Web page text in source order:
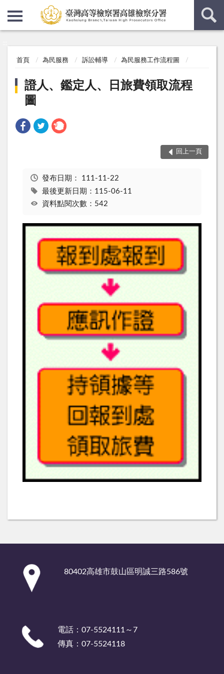
首頁 為民服務 訴訟輔導 為民服務工作流程圖
證人、鑑定人、日旅費領取流程
圖
回上一頁
發布日期： 111-11-22
最後更新日期：115-06-11
資料點閱次數：542
80402高雄市鼓山區明誠三路586號
電話：07-5524111～7
傳真：07-5524118